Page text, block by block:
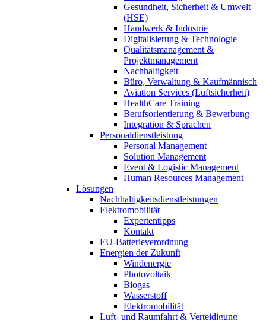
Gesundheit, Sicherheit & Umwelt
(HSE)
Handwerk & Industrie
Digitalisierung & Technologie
Qualitätsmanagement &
Projektmanagement
Nachhaltigkeit
Büro, Verwaltung & Kaufmännisch
Aviation Services (Luftsicherheit)
HealthCare Training
Berufsorientierung & Bewerbung
Integration & Sprachen
Personaldienstleistung
Personal Management
Solution Management
Event & Logistic Management
Human Resources Management
Lösungen
Nachhaltigkeitsdienstleistungen
Elektromobilität
Expertentipps
Kontakt
EU-Batterieverordnung
Energien der Zukunft
Windenergie
Photovoltaik
Biogas
Wasserstoff
Elektromobilität
Luft- und Raumfahrt & Verteidigung